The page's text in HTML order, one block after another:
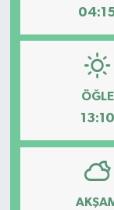
ÖĞLE
13:10